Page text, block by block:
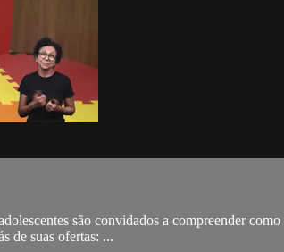
são convidados a compreender
de suas ofertas: ...